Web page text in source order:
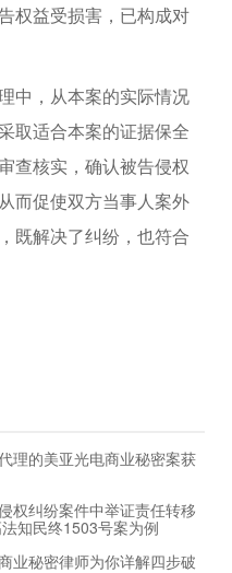
权益受损害，已构成对
，从本案的实际情况
取适合本案的证据保全
查核实，确认被告侵权
而促使双方当事人案外
既解决了纠纷，也符合
理的美亚光电商业秘密案获
权纠纷案件中举证责任转移
知民终1503号案为例
业秘密律师为你详解四步破